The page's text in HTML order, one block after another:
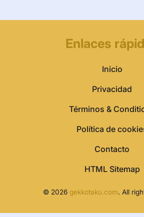
Enlaces
Inicio
Privacidad
Términos &
Política de
Contacto
HTML Sitemap
© 2026 gekkotaku.com. All